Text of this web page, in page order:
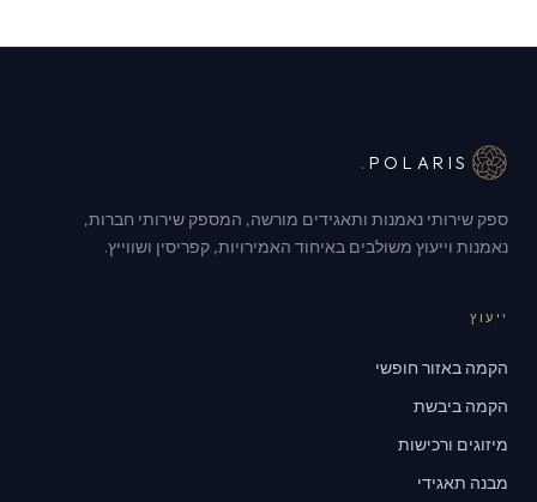
POLARIS
.
ספק שירותי נאמנות ותאגידים מורשה, המספק שירותי חברות,
נאמנות וייעוץ משולבים באיחוד האמירויות, קפריסין ושווייץ.
ייעוץ
הקמה באזור חופשי
הקמה ביבשת
מיזוגים ורכישות
מבנה תאגידי